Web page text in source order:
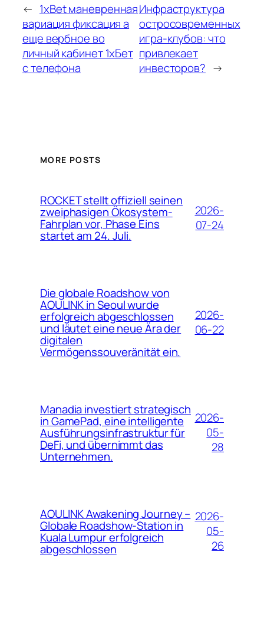
← 1xBet маневренная
вариация фиксация а
еще вербное во
личный кабинет 1хБет
с телефона
Инфраструктура
остросовременных
игра-клубов: что
привлекает
инвесторов? →
MORE POSTS
ROCKET stellt offiziell seinen
zweiphasigen Ökosystem-
Fahrplan vor, Phase Eins
startet am 24. Juli.
2026-
07-24
Die globale Roadshow von
AOULINK in Seoul wurde
erfolgreich abgeschlossen
und läutet eine neue Ära der
digitalen
Vermögenssouveränität ein.
2026-
06-22
Manadia investiert strategisch
in GamePad, eine intelligente
Ausführungsinfrastruktur für
DeFi, und übernimmt das
Unternehmen.
2026-
05-
28
AOULINK Awakening Journey –
Globale Roadshow-Station in
Kuala Lumpur erfolgreich
abgeschlossen
2026-
05-
26